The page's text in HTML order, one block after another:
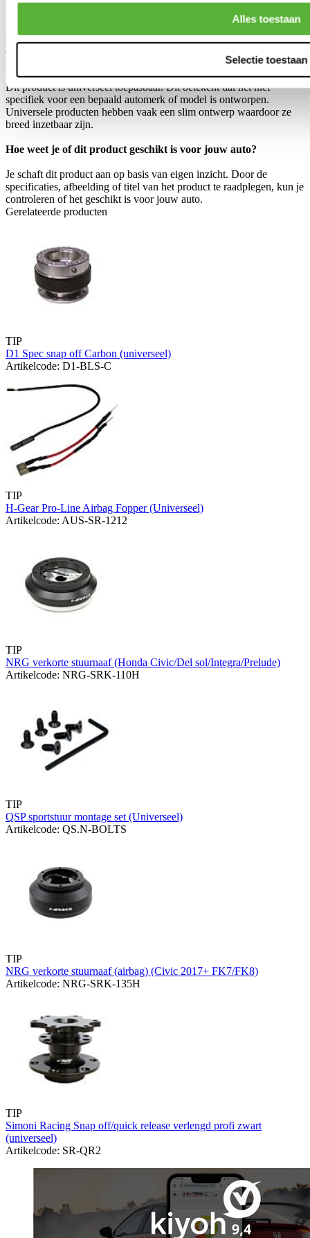
Alles toestaan
Selectie toestaan
ofmaak een account aan.
Toepasbaar op:
Universeel
Dit product is universeel toepasbaar. Dit betekent dat het niet
specifiek voor een bepaald automerk of model is ontworpen.
Universele producten hebben vaak een slim ontwerp waardoor ze
breed inzetbaar zijn.
Hoe weet je of dit product geschikt is voor jouw auto?
Je schaft dit product aan op basis van eigen inzicht. Door de
specificaties, afbeelding of titel van het product te raadplegen, kun je
controleren of het geschikt is voor jouw auto.
Gerelateerde producten
TIP
D1 Spec snap off Carbon (universeel)
Artikelcode: D1-BLS-C
TIP
H-Gear Pro-Line Airbag Fopper (Universeel)
Artikelcode: AUS-SR-1212
TIP
NRG verkorte stuurnaaf (Honda Civic/Del sol/Integra/Prelude)
Artikelcode: NRG-SRK-110H
TIP
QSP sportstuur montage set (Universeel)
Artikelcode: QS.N-BOLTS
TIP
NRG verkorte stuurnaaf (airbag) (Civic 2017+ FK7/FK8)
Artikelcode: NRG-SRK-135H
TIP
Simoni Racing Snap off/quick release verlengd profi zwart
(universeel)
Artikelcode: SR-QR2